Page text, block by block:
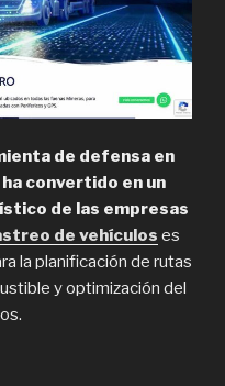
de defensa en
convertido en un
de las empresas
de vehículos es
la planificación de rutas
y optimización del